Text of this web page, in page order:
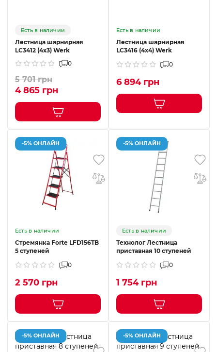
Есть в наличии
Лестница шарнирная
LC3412 (4х3) Werk
0
5 701 грн
4 865 грн
Есть в наличии
Лестница шарнирная
LC3416 (4x4) Werk
0
6 894 грн
-5% ОНЛАЙН
Есть в наличии
Стремянка Forte LFD156TB
5 ступеней
0
2 570 грн
-5% ОНЛАЙН
Есть в наличии
Технолог Лестница
приставная 10 ступеней
0
1 754 грн
-5% ОНЛАЙН -5% ОНЛАЙН